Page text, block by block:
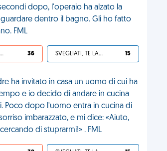
dopo, l'operaio ha alzato la
dentro il bagno. Gli ho fatto
FML
SÌ, È PROPRIO UNA VDM! 36 SVEGLIATI, TE LA SEI CERCATA! 15
ha invitato in casa un uomo di cui ha
e io decido di andare in cucina
Poco dopo l'uomo entra in cucina di
imbarazzato, e mi dice: «Aiuto,
di stuprarmi!» . FML